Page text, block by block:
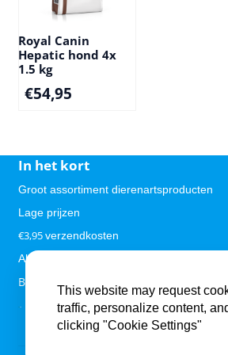
Royal Canin
Hepatic hond 4x
1.5 kg
€54,95
In het kort
Groot assortiment dierenartsproducten
Lage prijzen
€3,95verzendkosten
Alle getoonde prijzen zijn inclusief btw
Bestellingen vanaf €59,95 gratis
This website may request
traffic, personalize content,
clicking "Cookie Settings"